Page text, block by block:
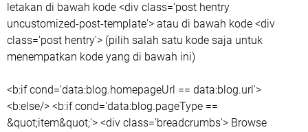
letakan di bawah kode <div class='post hentry
uncustomized-post-template'> atau di bawah kode <div
class='post hentry'> (pilih salah satu kode saja untuk
menempatkan kode yang di bawah ini)
<b:if cond='data:blog.homepageUrl == data:blog.url'>
<b:else/> <b:if cond='data:blog.pageType ==
&quot;item&quot;'> <div class='breadcrumbs'> Browse